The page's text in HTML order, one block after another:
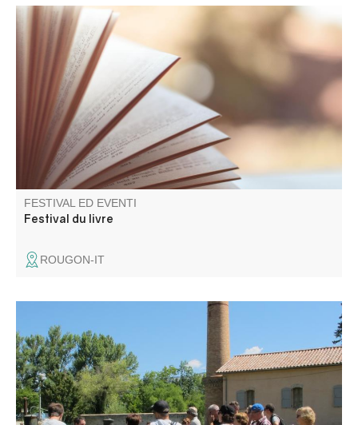
Présence et rencontres avec de nombreux auteurs
régionaux venus présenter leurs ouvrages.
FESTIVAL ED EVENTI
Festival du livre
ROUGON-IT
Partecipate a una visita guidata e scoprite la storia di
questa ex distilleria di lavanda pregiata, costruita nel 1905
dall'azienda tedesca Schimmel. Una testimonianza unica
di un passato legato all'industria dei profumi, fiorente a
metà del XX secolo.